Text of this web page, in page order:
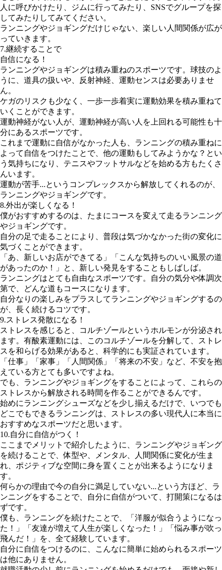
人に呼びかけたり、ジムに行ってみたり、SNSでグループを探
してみたりしてみてください。
ランニングやジョギングだけじゃない、楽しい人間関係が広が
っていきます。
7.継続することで
自信になる！
ランニングやジョギングは積み重ねのスポーツです。球技のよ
うに、道具の扱いや、反射神経、運動センスは必要ありませ
ん。
ケガのリスクも少なく、一歩一歩着実に運動効果を積み重ねて
いくことができます。
運動神経がない人が、運動神経が高い人を上回れる可能性も十
分にあるスポーツです。
これまで運動に自信がなかった人も、ランニングの積み重ねに
よって自信をつけたことで、他の運動もしてみようかな？とい
う気持ちになり、テニスやフットサルなどを始める方もたくさ
んいます。
運動が苦手...というコンプレックスから解放してくれるのが、
ランニングやジョギングです。
8.外出が楽しくなる！
僕がおすすめするのは、たまにコースを変えて走るランニング
やジョギングです。
自分の足で走ることにより、普段は気づかなかった街の変化に
気づくことができます。
「あ、新しいお店ができてる」「こんな気持ちのいい風景の道
があったのか！」と、新しい発見をすることもしばしば。
ランニングはとても自由なスポーツです。自分の気分や体調次
第で、どんな道もコースになります。
自分なりの楽しみをプラスしてランニングやジョギングするの
が、長く続けるコツです。
9.ストレス発散になる！
ストレスを感じると、コルチゾールというホルモンが分泌され
ます。有酸素運動には、このコルチゾールを分解して、ストレ
スを和らげる効果があると、科学的にも実証されています。
「仕事」「家事」「人間関係」「将来の不安」など、不安を抱
えている方とても多いですよね。
でも、ランニングやジョギングをすることによって、これらの
ストレスから解放される時間を作ることができるんです。
始めにランニングシューズなどを少し揃えるだけで、いつでも
どこでもできるランニングは、ストレスの多い現代人に本当に
おすすめなスポーツだと思います。
10.自分に自信がつく！
ここまでメリットで紹介したように、ランニングやジョギング
を続けることで、体型や、メンタル、人間関係に変化が生ま
れ、ポジティブな空間に身を置くことが出来るようになりま
す。
何らかの理由で今の自分に満足していない...という方ほど、ラ
ンニングをすることで、自分に自信がついて、打開策になるは
ずです。
僕も、ランニングを続けたことで、「洋服が似合うようになっ
た！」「友達が増えて人生が楽しくなった！」「悩み事が吹っ
飛んだ！」を、全て経験しています。
自分に自信をつけるのに、こんなに簡単に始められるスポーツ
は他にありません。